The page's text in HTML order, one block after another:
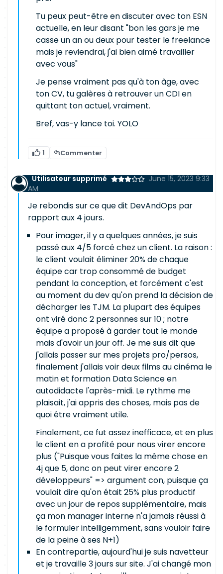
Tu peux peut-être en discuter avec ton ESN
actuelle, en leur disant "bon les gars je me
casse un an ou deux pour tester le freelance
mais je reviendrai, j'ai bien aimé travailler
avec vous"
Je pense vraiment pas qu'à ton âge, avec
ton CV, tu galères à retrouver un CDI en
quittant ton actuel, vraiment.
Bref, vas-y lance toi. YOLO
1 Commenter
Utilisateur supprimé
June 15, 2023 9:33
AM
Je rebondis sur ce que dit DevAndOps par
rapport aux 4 jours.
Pour imager, il y a quelques années, je suis
passé aux 4/5 forcé chez un client. La raison :
le client voulait éliminer 20% de chaque
équipe car trop consommé de budget
pendant la conception, et forcément c'est
au moment du dev qu'on prend la décision de
décharger les TJM. La plupart des équipes
ont viré donc 2 personnes sur 10 ; notre
équipe a proposé à garder tout le monde
mais d'avoir un jour off. Je me suis dit que
j'allais passer sur mes projets pro/persos,
finalement j'allais voir deux films au cinéma le
matin et formation Data Science en
autodidacte l'après-midi. Le rythme me
plaisait, j'ai appris des choses, mais pas de
quoi être vraiment utile.
Finalement, ce fut assez inefficace, et en plus
le client en a profité pour nous virer encore
plus ("Puisque vous faites la même chose en
4j que 5, donc on peut virer encore 2
développeurs" => argument con, puisque ça
voulait dire qu'on était 25% plus productif
avec un jour de repos supplémentaire, mais
ça mon manager interne n'a jamais réussi à
le formuler intelligemment, sans vouloir faire
de la peine à ses N+1)
En contrepartie, aujourd'hui je suis navetteur
et je travaille 3 jours sur site. J'ai changé mon